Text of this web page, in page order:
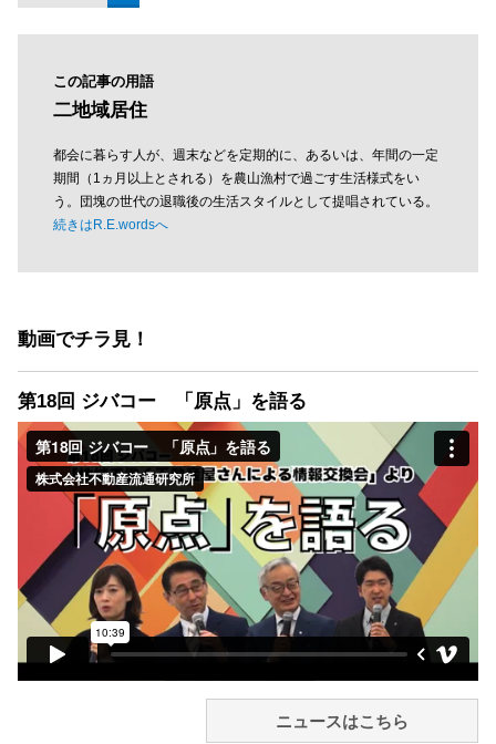
この記事の用語
二地域居住
都会に暮らす人が、週末などを定期的に、あるいは、年間の一定
期間（1ヵ月以上とされる）を農山漁村で過ごす生活様式をい
う。団塊の世代の退職後の生活スタイルとして提唱されている。
続きはR.E.wordsへ
動画でチラ見！
第18回 ジバコー 「原点」を語る
ニュースはこちら